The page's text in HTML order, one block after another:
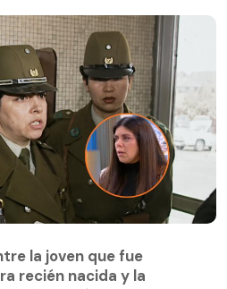
recién nacida y la
“Había un cariño de
la joven que fue
recién nacida y la